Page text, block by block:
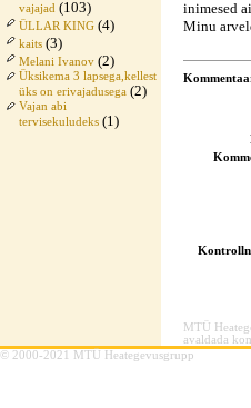
vajajad (103)
ÜLLAR KING (4)
kaits (3)
Melani Ivanov (2)
Üksikema 3 lapsega,kellest
üks on erivajadusega (2)
Vajan abi
tervisekuludeks (1)
inimesed
Minu
MTÜ
avaldada
© 2000-2021 MTÜ Heategevusgrupp